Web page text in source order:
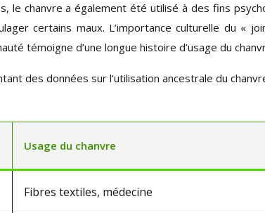
le chanvre a également été utilisé à des fins
certains maux. L’importance culturelle du «
témoigne d’une longue histoire d’usage du
des données sur l’utilisation ancestrale du
Usage du chanvre
Fibres textiles, médecine